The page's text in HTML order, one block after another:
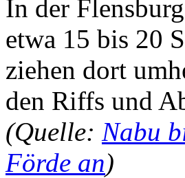
In der
etwa 15 bis 20
ziehen dort
den Riffs und
(Quelle: Nabu
Förde an)